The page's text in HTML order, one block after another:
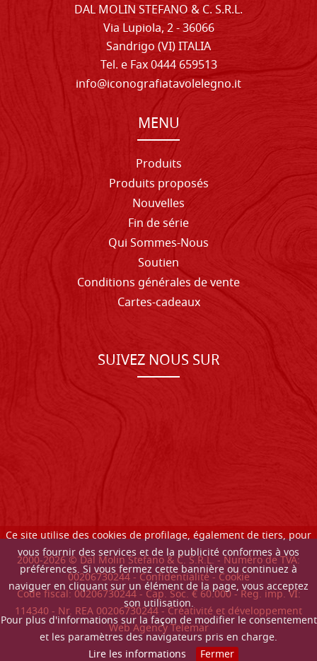
Ce site utilise des cookies de profilage, également de tiers, pour
vous fournir des services et de la publicité conformes à vos
préférences. Si vous fermez cette bannière ou continuez à
naviguer en cliquant sur un élément de la page, vous acceptez
son utilisation.
Pour plus d'informations sur la façon de modifier le consentement
et les paramètres des navigateurs pris en charge.
Lire les informations
Fermer
DAL MOLIN STEFANO & C. S.R.L.
Via Lupiola, 2 - 36066
Sandrigo (VI) ITALIA
Tel. e Fax 0444 659513
info@iconografiatavolelegno.it
MENU
Produits
Produits proposés
Nouvelles
Fin de série
Qui Sommes-Nous
Soutien
Conditions générales de vente
Cartes-cadeaux
SUIVEZ NOUS SUR
2000-2026© Dal Molin Stefano & C. S.R.L. - Numéro de TVA:
00206730244 -Confidentialité-Cookie
Code fiscal: 00206730244 - Cap. Soc. € 60.000 - Reg. imp. VI:
114340 - Nr. REA 00206730244 - Créativité et développement
Web Agency Telemar